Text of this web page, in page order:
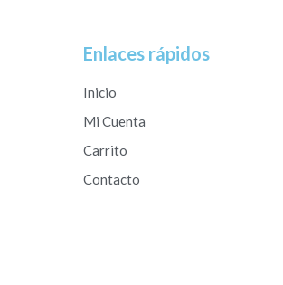
Enlaces rápidos
Inicio
Mi Cuenta
Carrito
Contacto